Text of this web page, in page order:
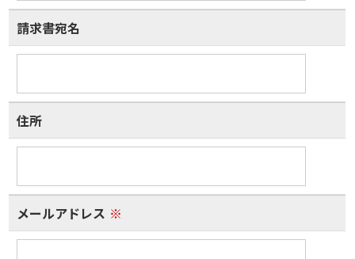
請求書宛名
住所
メールアドレス ※